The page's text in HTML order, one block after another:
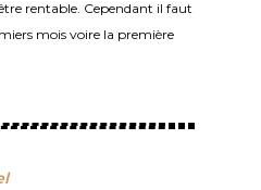
rentable. Cependant il faut
mois voire la première